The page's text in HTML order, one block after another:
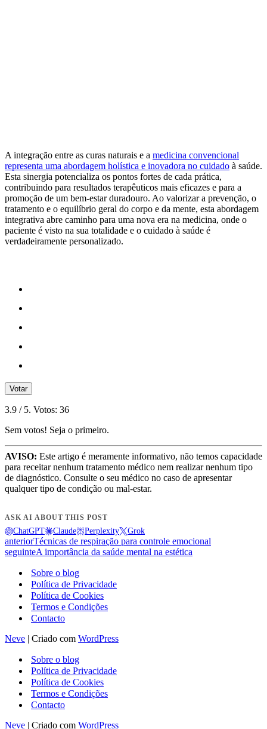
A integração entre as curas naturais e a medicina convencional
representa uma abordagem holística e inovadora no cuidado à saúde.
Esta sinergia potencializa os pontos fortes de cada prática,
contribuindo para resultados terapêuticos mais eficazes e para a
promoção de um bem-estar duradouro. Ao valorizar a prevenção, o
tratamento e o equilíbrio geral do corpo e da mente, esta abordagem
integrativa abre caminho para uma nova era na medicina, onde o
paciente é visto na sua totalidade e o cuidado à saúde é
verdadeiramente personalizado.
Votar
3.9 / 5. Votos: 36
Sem votos! Seja o primeiro.
AVISO: Este artigo é meramente informativo, não temos capacidade
para receitar nenhum tratamento médico nem realizar nenhum tipo
de diagnóstico. Consulte o seu médico no caso de apresentar
qualquer tipo de condição ou mal-estar.
ASK AI ABOUT THIS POST
ChatGPT Claude Perplexity Grok
anteriorTécnicas de respiração para controle emocional
seguinteA importância da saúde mental na estética
Sobre o blog
Política de Privacidade
Política de Cookies
Termos e Condições
Contacto
Neve | Criado com WordPress
Sobre o blog
Política de Privacidade
Política de Cookies
Termos e Condições
Contacto
Neve | Criado com WordPress